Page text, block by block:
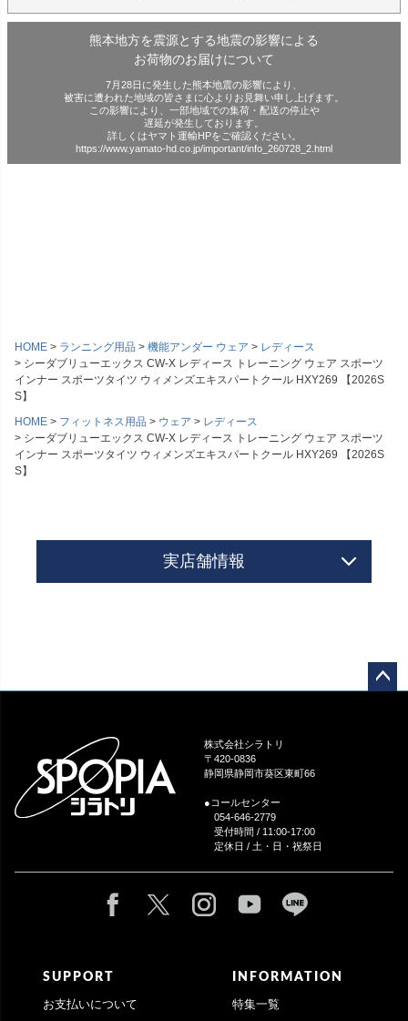
熊本地方を震源とする地震の影響による
お荷物のお届けについて
7月28日に発生した熊本地震の影響により、
被害に遭われた地域の皆さまに心よりお見舞い申し上げます。
この影響により、一部地域での集荷・配送の停止や
遅延が発生しております。
詳しくはヤマト運輸HPをご確認ください。
https://www.yamato-hd.co.jp/important/info_260728_2.html
HOME ランニング用品 機能アンダー ウェア
レディース
シーダブリューエックス CW-X レディース トレーニング ウェア スポーツ
インナー スポーツタイツ ウィメンズエキスパートクール HXY269 【2026S
S】
HOME
フィットネス用品 ウェア
レディース
シーダブリューエックス CW-X レディース トレーニング ウェア スポーツ
インナー スポーツタイツ ウィメンズエキスパートクール HXY269 【2026S
S】
実店舗情報
株式会社シラトリ
〒420-0836
静岡県静岡市葵区東町66
●コールセンター
054-646-2779
受付時間 / 11:00-17:00
定休日 / 土・日・祝祭日
SUPPORT
お支払いについて
INFORMATION
特集一覧